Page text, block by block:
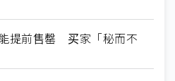
提前售罄 买家「秘而不